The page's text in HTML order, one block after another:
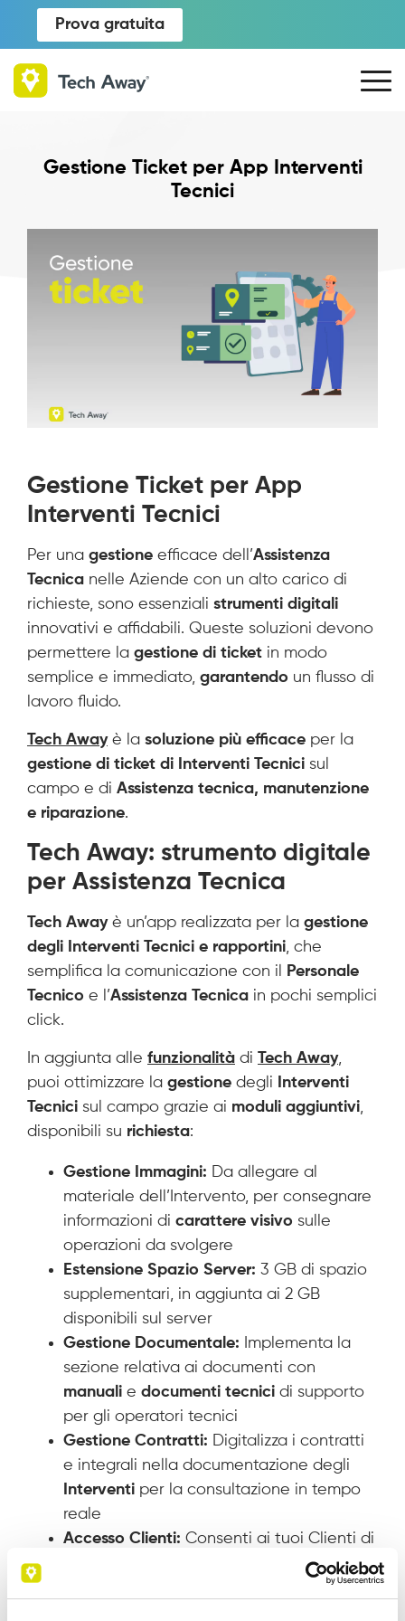
Prova gratuita
Gestione Ticket per App Interventi
Tecnici
Gestione Ticket per App
Interventi Tecnici
Per una gestione efficace dell’Assistenza
Tecnica nelle Aziende con un alto carico di
richieste, sono essenziali strumenti digitali
innovativi e affidabili. Queste soluzioni devono
permettere la gestione di ticket in modo
semplice e immediato, garantendo un flusso di
lavoro fluido.
Tech Away è la soluzione più efficace per la
gestione di ticket di Interventi Tecnici sul
campo e di Assistenza tecnica, manutenzione
e riparazione.
Tech Away: strumento digitale
per Assistenza Tecnica
Tech Awayè un’app realizzata per la gestione
degli Interventi Tecnici e rapportini, che
semplifica la comunicazione con il
Personale
Tecnico e l’Assistenza Tecnica in pochi semplici
click.
In aggiunta alle funzionalità di Tech Away,
puoi ottimizzare la gestione degli
Interventi
Tecnici sul campo grazie ai moduli aggiuntivi,
disponibili su richiesta:
Gestione Immagini: Da allegare al
materiale dell’Intervento, per consegnare
informazioni di carattere visivo sulle
operazioni da svolgere
Estensione Spazio Server: 3 GB di spazio
supplementari, in aggiunta ai 2 GB
disponibili sul server
Gestione Documentale:
Implementa la
sezione relativa ai documenti con
manuali e documenti tecnici di supporto
per gli operatori tecnici
Gestione Contratti: Digitalizza i contratti
e integrali nella documentazione degli
Interventi per la consultazione in tempo
reale
Accesso Clienti: Consenti ai tuoi Clienti di
accedere alla piattaforma e visionare i
Interventi Tecnici.